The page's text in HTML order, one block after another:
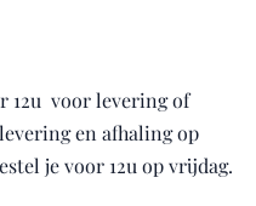
12u voor levering of
en afhaling op
je voor 12u op vrijdag.